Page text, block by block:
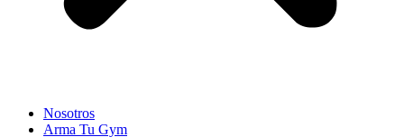
Nosotros
Arma Tu Gym